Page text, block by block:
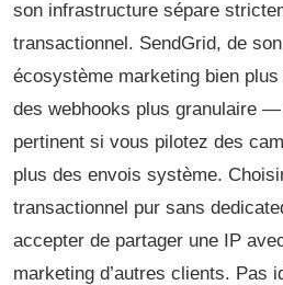
son infrastructure sépare
transactionnel. SendGrid, de
écosystème marketing bien
des webhooks plus granulaire
pertinent si vous pilotez des
plus des envois système.
transactionnel pur sans
accepter de partager une IP
marketing d’autres clients. Pas